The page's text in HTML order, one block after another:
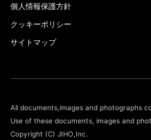
個人情報保護方針
クッキーポリシー
サイトマップ
All documents,images and photographs
Use of these documents, images and
Copyright (C) JIHO,Inc.